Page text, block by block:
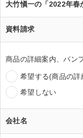
大竹愼一の「2022年春
資料請求
商品の詳細案内、パン
希望する(商品の
希望しない
会社名